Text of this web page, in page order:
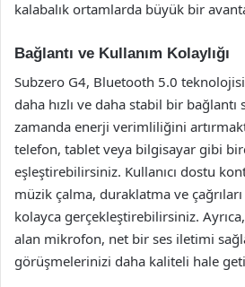
kalabalık ortamlarda büyük bir
Bağlantı ve Kullanım Kolaylığı
Subzero G4, Bluetooth 5.0 teknolojisi
daha hızlı ve daha stabil bir bağlantı
zamanda enerji verimliliğini
telefon, tablet veya bilgisayar gibi
eşleştirebilirsiniz. Kullanıcı dostu
müzik çalma, duraklatma ve
kolayca gerçekleştirebilirsiniz.
alan mikrofon, net bir ses iletimi
görüşmelerinizi daha kaliteli hale